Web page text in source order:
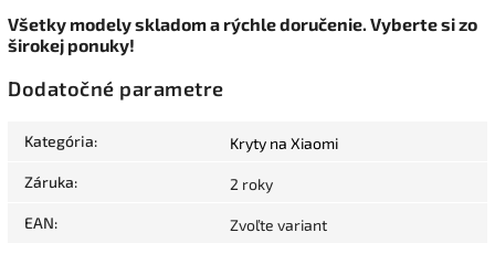
Všetky modely skladom a rýchle doručenie. Vyberte si zo
širokej ponuky!
Dodatočné parametre
Kategória: Kryty na Xiaomi
Záruka: 2 roky
EAN: Zvoľte variant